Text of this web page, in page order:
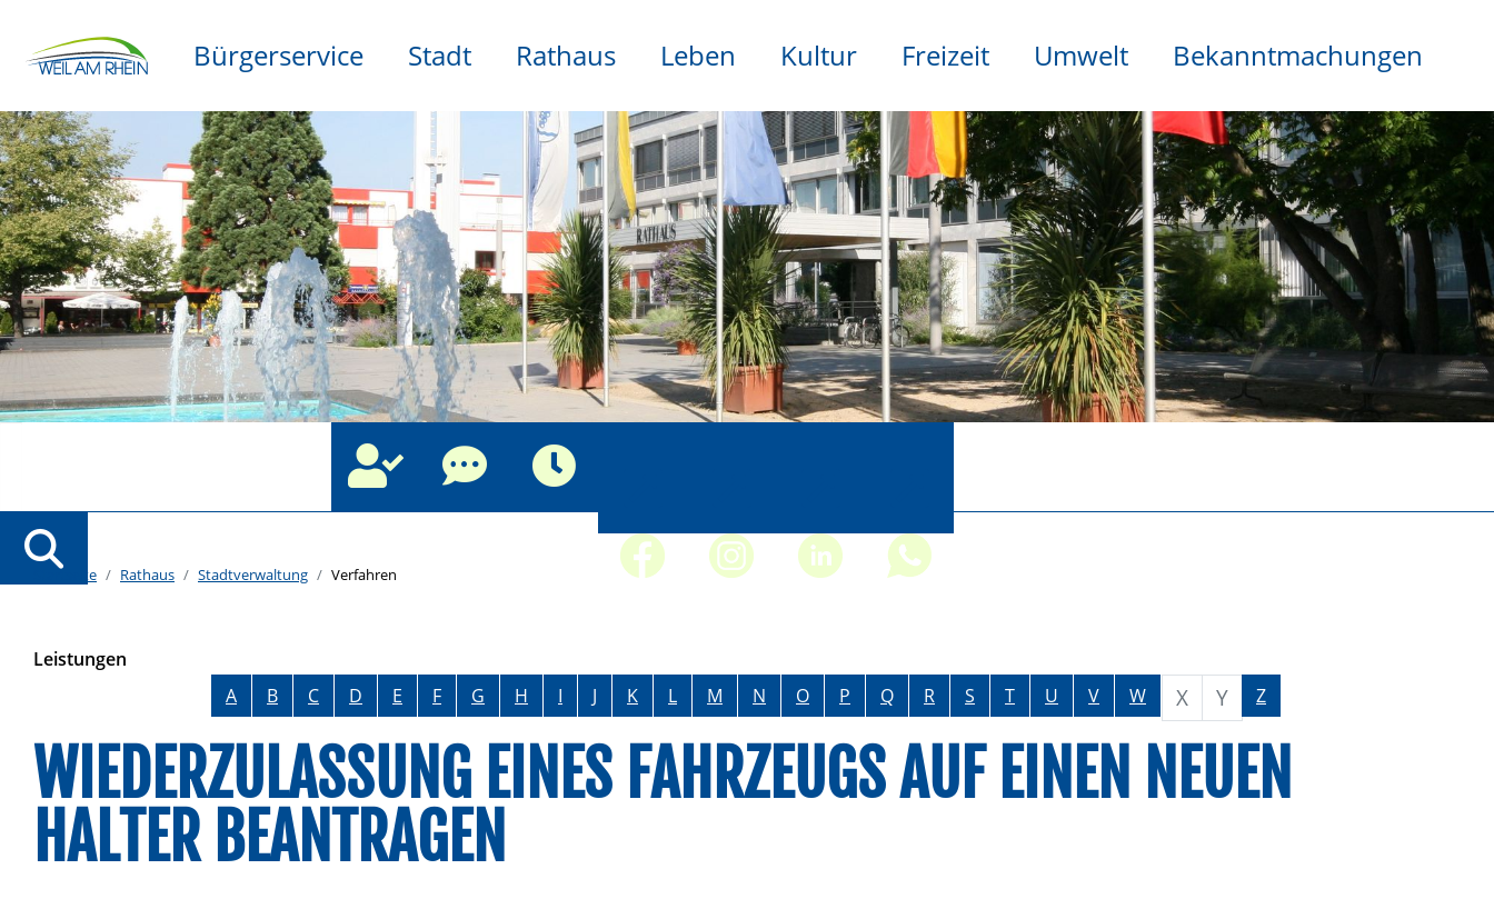
Bürgerservice Stadt Rathaus Leben Kultur Freizeit Umwelt Bekanntmachungen
Startseite Rathaus Stadtverwaltung Verfahren
Leistungen
Alphabetisches Register überspringen
A B C D E F G H I J K L M N O P Q R S T U V W X Y Z
WIEDERZULASSUNG EINES FAHRZEUGS AUF EINEN NEUEN
HALTER BEANTRAGEN